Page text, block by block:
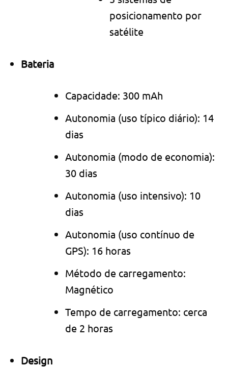
posicionamento por
satélite
Bateria
Capacidade: 300 mAh
Autonomia (uso típico diário): 14
dias
Autonomia (modo de economia):
30 dias
Autonomia (uso intensivo): 10
dias
Autonomia (uso contínuo de
GPS): 16 horas
Método de carregamento:
Magnético
Tempo de carregamento: cerca
de 2 horas
Design